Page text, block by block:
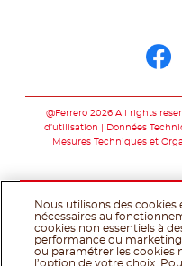
@Ferrero 2026 All rights
d’utilisation
Données
Mesures Techniques et
Nous utilisons des
nécessaires au
cookies non essentiels à
performance ou
ou paramétrer les cookies
l’option de votre choix.